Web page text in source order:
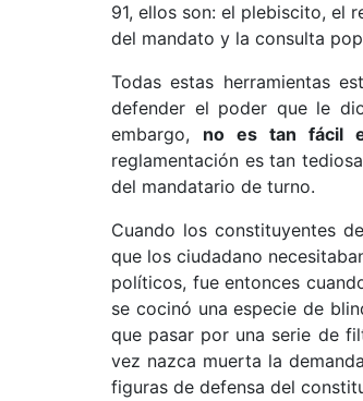
91, ellos son: el plebiscito, el
del mandato y la consulta
Todas estas herramientas
defender el poder que le
embargo, no es tan fácil
reglamentación es tan
del mandatario de turno.
Cuando los constituyentes
que los ciudadano
políticos, fue entonces
se cocinó una especie de
que pasar por una serie de
vez nazca muerta la
figuras de defensa del